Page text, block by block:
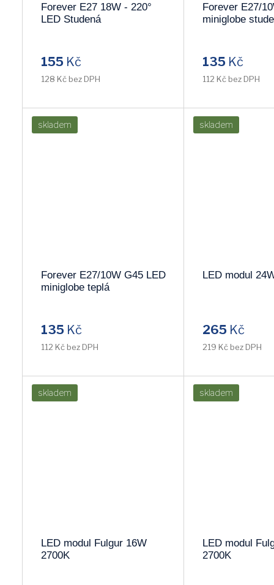
Forever E27 18W - 220°
LED Studená
155 Kč
128 Kč bez DPH
Forever E27/
miniglobe
135 Kč
112 Kč bez DPH
skladem
Forever E27/10W G45 LED
miniglobe teplá
135 Kč
112 Kč bez DPH
skladem
LED modul
265 Kč
219 Kč bez DPH
skladem
LED modul Fulgur 16W
2700K
skladem
LED modul
2700K